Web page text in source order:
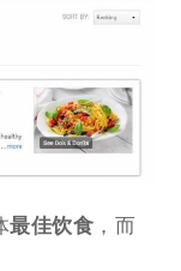
最佳饮食 ，而